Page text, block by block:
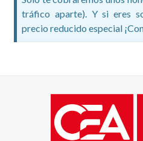
tráfico aparte). Y si eres
precio reducido especial